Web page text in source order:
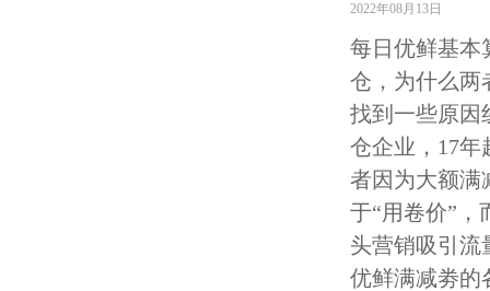
2022年08月13日
每日优鲜基本
仓，为什么两
找到一些原因
仓企业，17年
者因为大额满
于“用卷价”，
头营销吸引流
优鲜满减劵的